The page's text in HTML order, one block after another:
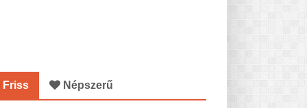
Friss Népszerű